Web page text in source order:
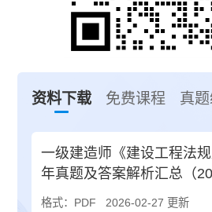
资料下载 免费课程 真
一级建造师《建设工程法
年真题及答案解析汇总（
格式：PDF 2026-02-27 更新